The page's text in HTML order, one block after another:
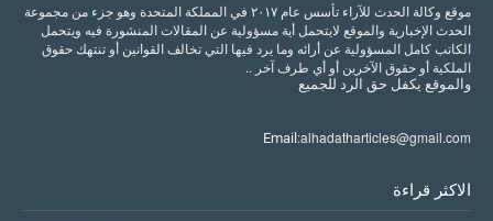
موقع وكالة الحدث للآراء تأسس عام ٢٠١٧ في المملكة المتحدة وهو جزء من مجموعة
الحدث الإخبارية والموقع لايتحمل أية مسؤولية عن المقالات المنشورة فيه ويتحمل
الكاتب كامل المسؤولية عن أرائه وما يرد فيها التي تخالف القوانين أو تنتهك حقوق
الملكية أو حقوق الآخرين أو أي طرف آخر ..
والموقع يكفل حق الرد للجميع
Email:alhadatharticles@gmail.com
الاكثر قراءة